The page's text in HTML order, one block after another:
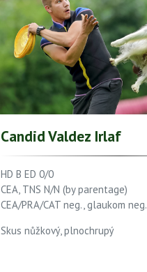
Candid Valdez Irlaf
HD B ED 0/0
CEA, TNS N/N (by parentage)
CEA/PRA/CAT neg., glaukom neg.
Skus nůžkový, plnochrupý